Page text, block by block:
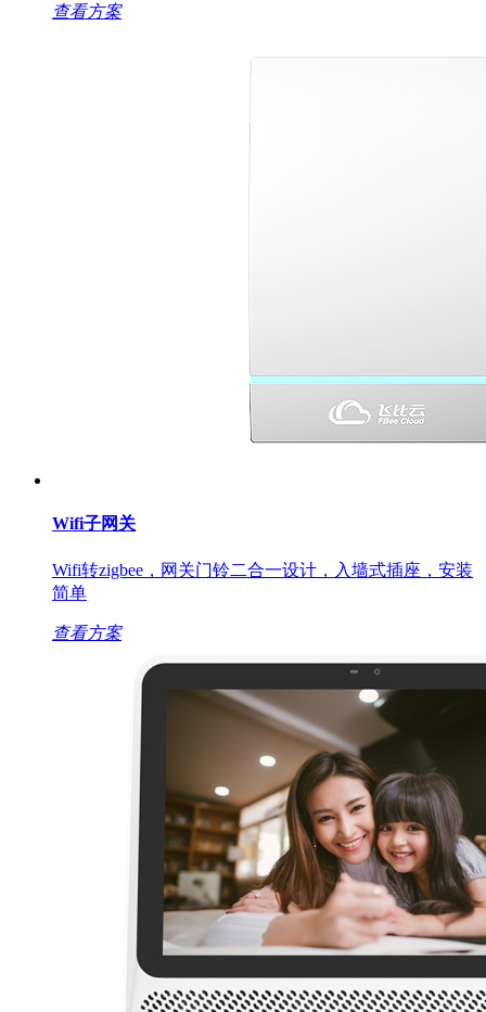
查看方案
Wifi子网关
Wifi转zigbee，网关门铃二合一设计，入墙式插座，安装
简单
查看方案